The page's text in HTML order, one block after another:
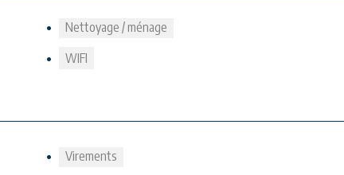
Nettoyage / ménage
WIFI
Virements